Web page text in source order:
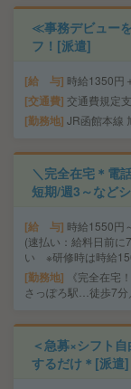
≪事務デビュー
フ！[派遣]
給 与 時給1350円
交通費 交通費規定
勤務地 JR函館本線
＼完全在宅＊電
短期/週3～など
給 与 時給1550
(速払い：給料日前に
い ※研修時は時給
勤務地
《完全在
さっぽろ駅…徒歩7
＜急募×シフト
するだけ＊[派遣]